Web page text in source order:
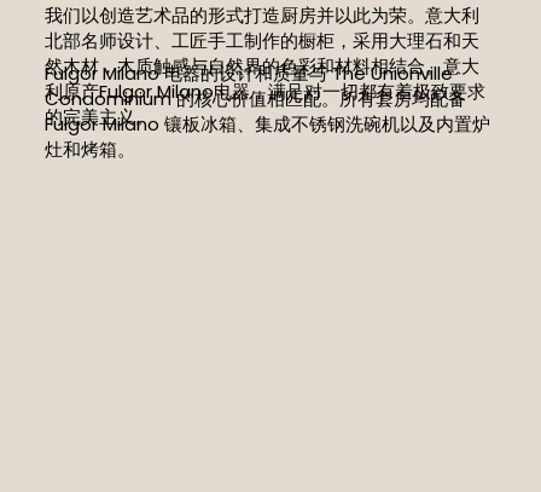
Fulgor Milano 电器的设计和质量与 The Unionville
Condominium 的核心价值相匹配。所有套房均配备
Fulgor Milano 镶板冰箱、集成不锈钢洗碗机以及内置炉
灶和烤箱。
我们以创造艺术品的形式打造厨房并以此为荣。意大利
北部名师设计、工匠手工制作的橱柜，采用大理石和天
然木材，木质触感与自然界的色彩和材料相结合。意大
利原产Fulgor Milano电器，满足对一切都有着极致要求
的完美主义。